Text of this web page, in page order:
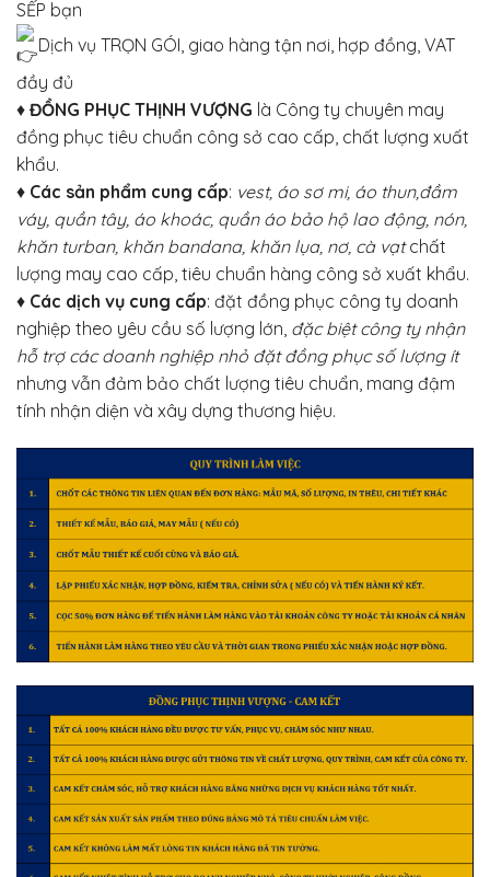
SẾP bạn
Dịch vụ TRỌN GÓI, giao hàng tận nơi, hợp đồng, VAT
đầy đủ
♦ ĐỒNG PHỤC THỊNH VƯỢNG là Công ty chuyên may
đồng phục tiêu chuẩn công sở cao cấp, chất lượng xuất
khẩu.
♦ Các sản phẩm cung cấp: vest, áo sơ mi, áo thun,đầm
váy, quần tây, áo khoác, quần áo bảo hộ lao động, nón,
khăn turban, khăn bandana, khăn lụa, nơ, cà vạtchất
lượng may cao cấp, tiêu chuẩn hàng công sở xuất khẩu.
♦ Các dịch vụ cung cấp: đặt đồng phục công ty doanh
nghiệp theo yêu cầu số lượng lớn, đặc biệt công ty nhận
hỗ trợ các doanh nghiệp nhỏ đặt đồng phục số lượng ít
nhưng vẫn đảm bảo chất lượng tiêu chuẩn, mang đậm
tính nhận diện và xây dựng thương hiệu.